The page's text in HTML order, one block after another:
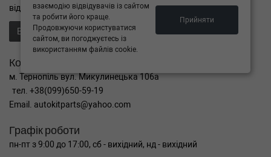
відправте нам запит - ми Вам допоможемо
Відправити запит продавцю
Контакти
м. Тернопіль вул. Микулинецька 106а
тел. +38(099)650-59-19
Email. autokitparts@yahoo.com
Графік роботи
пн-пт з 9:00 до 17:00, сб - вихідний, нд - вихідний
взаємодію відвідувачів із сайтом
та робити його краще.
Продовжуючи користуватися
сайтом, ви погоджуєтесь із
використанням файлів cookie.
Прийняти